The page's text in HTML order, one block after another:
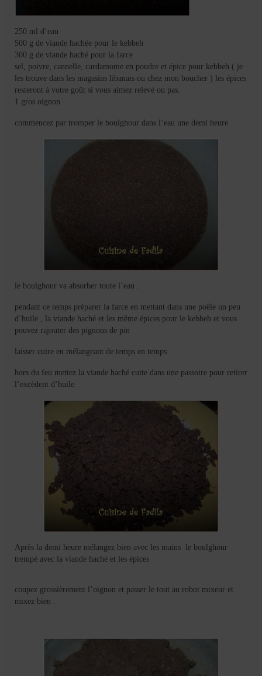
250 ml d’eau
500 g de viande hachée pour le kebbeh
300 g de viande haché pour la farce
sel, poivre, cannelle, cardamome en poudre et épice pour kebbeh ( je
les trouve dans les magasins libanais ou chez mon boucher ) les épices
resteront à votre goût si vous aimez relevé ou pas.
1 gros oignon
commencez par tromper le boulghour dans l’eau une demi heure
le boulghour va absorber toute l’eau .
pendant ce temps préparer la farce en mettant dans une poêle un peu
d’huile , la viande haché et les même épices pour le kebbeh et vous
pouvez rajouter des pignons de pin
laisser cuire en mélangeant de temps en temps
hors du feu mettez la viande haché cuite dans une passoire pour retirer
l’excèdent d’huile
Après la demi heure mélangez bien avec les mains le boulghour
trempé avec la viande haché et les épices
coupez grossièrement l’oignon et passer le tout au robot mixeur et
mixez bien .